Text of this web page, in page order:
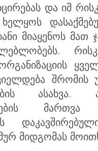
და იმ
მიაყენოს მათ
შრომის
ასახვა.
მართვა
მიდგომას